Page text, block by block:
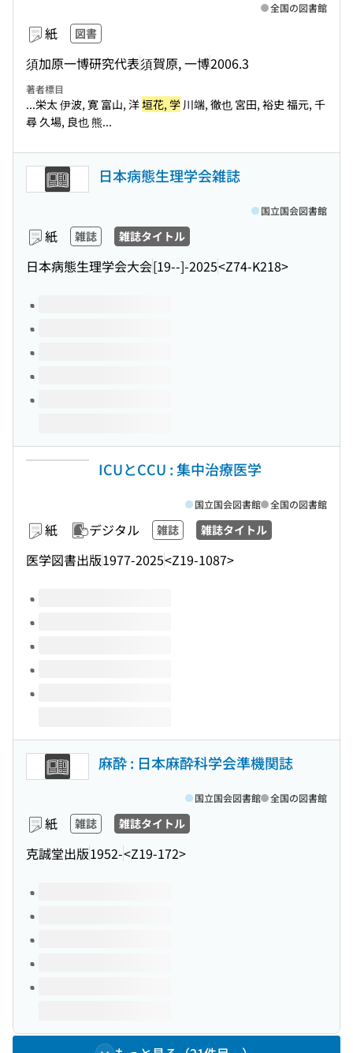
紙 図書
須加原一博研究代表須賀原, 一博2006.3
全国の図書館
著者標目
...栄太 伊波, 寛 富山, 洋垣花, 学 川端, 徹也 宮田, 裕史 福元, 千
尋 久場, 良也 熊...
日本病態生理学会雑誌
紙 雑誌 雑誌タイトル
日本病態生理学会大会[19--]-2025<Z74-K218>
国立国会図書館
このタイトルの巻号
ICUとCCU : 集中治療医学
紙 デジタル 雑誌 雑誌タイトル
医学図書出版1977-2025<Z19-1087>
国立国会図書館 全国の図書館
このタイトルの巻号
麻酔 : 日本麻酔科学会準機関誌
紙 雑誌 雑誌タイトル
克誠堂出版1952-<Z19-172>
国立国会図書館 全国の図書館
このタイトルの巻号